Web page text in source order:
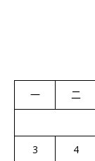
一 二
3
4